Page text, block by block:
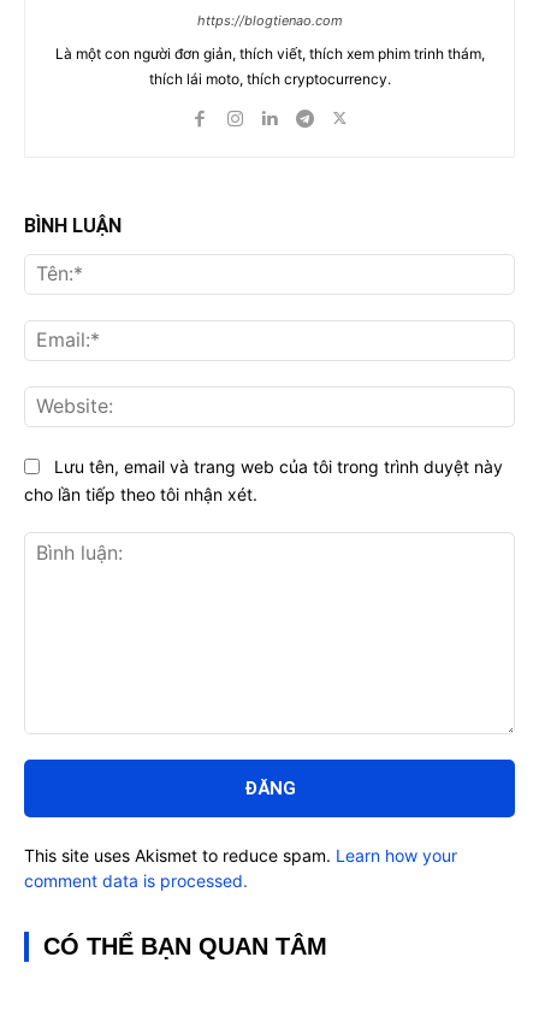
https://blogtienao.com
Là một con người đơn giản, thích viết, thích xem phim trinh thám,
thích lái moto, thích cryptocurrency.
BÌNH LUẬN
luận:
Lưu tên, email và trang web của tôi trong trình duyệt này
cho lần tiếp theo tôi nhận xét.
This site uses Akismet to reduce spam. Learn how your
comment data is processed.
CÓ THỂ BẠN QUAN TÂM